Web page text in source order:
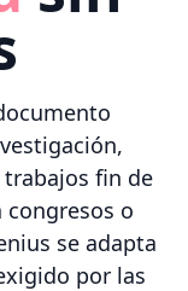
fin de
congresos o
se adapta
por las